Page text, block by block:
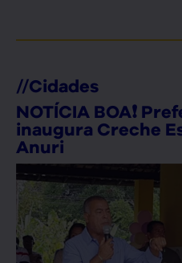
//Cidades
NOTÍCIA BOA❗
inaugura Creche
Anuri